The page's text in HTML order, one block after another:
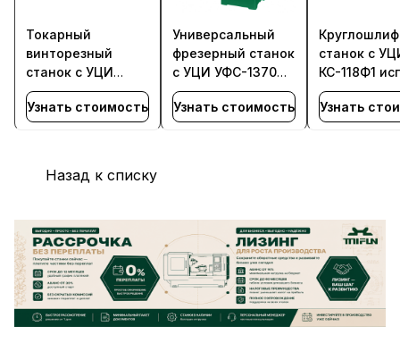
Токарный
винторезный
станок с УЦИ
ТС-500Ф1 исп. №1
Узнать стоимость
Универсальный
фрезерный станок
с УЦИ УФС-1370Ф1
исп. №1
Узнать стоимость
станок с
КС-118Ф1
Узнать
Назад к списку